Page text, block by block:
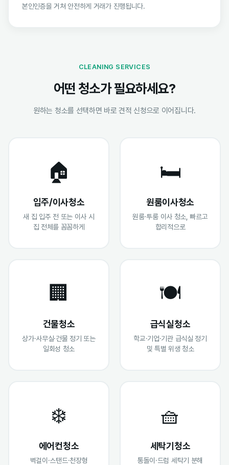
본인인증을 거쳐 안전하게 거래가 진행됩니다.
CLEANING SERVICES
어떤 청소가 필요하세요?
원하는 청소를 선택하면 바로 견적 신청으로 이어집니다.
🏠
입주/이사청소
새 집 입주 전 또는 이사 시
집 전체를 꼼꼼하게
🛏️
원룸이사청소
원룸·투룸 이사 청소, 빠르고
합리적으로
🏢
건물청소
상가·사무실·건물 정기 또는
일회성 청소
🍽️
급식실청소
학교·기업·기관 급식실 정기
및 특별 위생 청소
❄️
에어컨청소
벽걸이·스탠드·천장형
🧺
세탁기청소
통돌이·드럼 세탁기 분해